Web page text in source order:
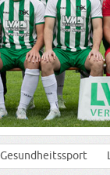
Gesundheitssport